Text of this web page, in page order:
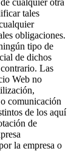
tales
obligaciones.
tipo de
de dichos
Las
Web no
comunicación
de los aquí
de
la empresa o